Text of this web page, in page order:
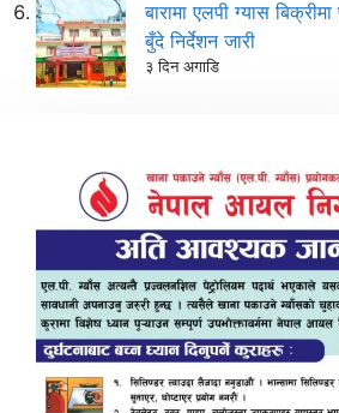
बारामा एलपी ग्यास
बुँदे निर्देशन जारी
३ दिन अगाडि